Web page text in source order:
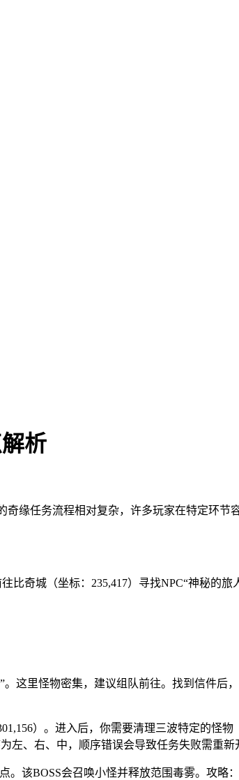
析
缘任务流程相对复杂，许多玩家在特定环节
奇城（坐标：235,417）寻找NPC“神秘的
这里怪物密集，建议组队前往。找到信件后
）。进入后，你需要清理三波特定的怪
左、右、中，顺序错误会导致任务失败需重新
。该BOSS会召唤小怪并释放范围毒雾。攻略